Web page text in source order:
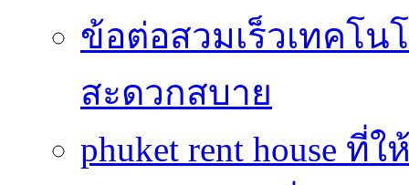
ข้อต่อสวมเร็วเทคโน
สะดวกสบาย
phuket rent house